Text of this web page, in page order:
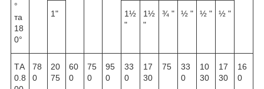
°
та
18
0°
1"
1½
"
1½
"
¾ " ½ " ½ " ½ "
ТА
0.8
78
0
20
75
60
0
75
0
95
0
33
0
17
30
75
33
0
10
30
17
30
16
0